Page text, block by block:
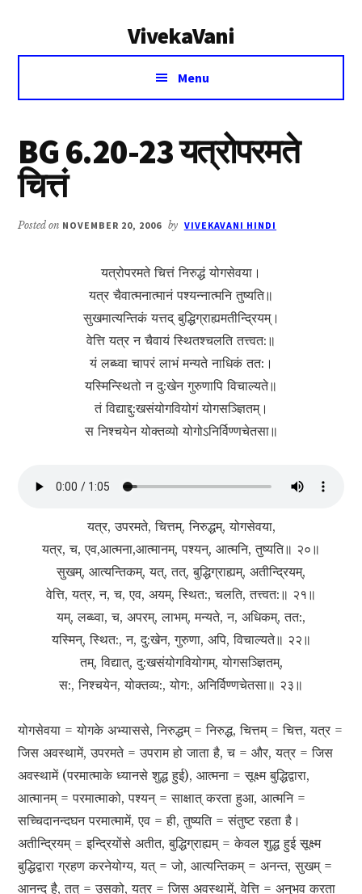
VivekaVani
Voice
Vivekananda
Menu
BG 6.20-23 यत्रोपरमते
चित्तं
Posted on NOVEMBER 20, 2006 by VIVEKAVANI HINDI
यत्रोपरमते चित्तं निरुद्धं योगसेवया।
यत्र चैवात्मनात्मानं पश्यन्नात्मनि तुष्यति॥
सुखमात्यन्तिकं यत्त‍‍‍द् बुद्धिग्राह्यमतीन्द्रियम्।
वेत्ति यत्र न चैवायं स्थितश्चलति तत्त्वत:॥
यं लब्ध्वा चापरं लाभं मन्यते नाधिकं तत:।
यस्मिन्स्थितो न दु:खेन गुरुणापि विचाल्यते॥
तं विद्याद्दु:खसंयोग‍‍‍वियोगं योगसञ्ज्ञितम्।
स निश्चयेन योक्तव्यो योगोऽनिर्विण्णचेतसा॥
यत्र, उपरमते, चित्तम्, निरुद्धम्, योगसेवया,
यत्र, च, एव,आत्मना,आत्मानम्, पश्यन्, आत्मनि, तुष्यति॥ २०॥
सुखम्, आत्यन्तिकम्, यत्, तत्, बुद्धिग्राह्यम्, अतीन्द्रियम्,
वेत्ति, यत्र, न, च, एव, अयम्, स्थित:, चलति, तत्त्वत:॥ २१॥
यम्, लब्ध्वा, च, अपरम्, लाभम्, मन्यते, न, अधिकम्, तत:,
यस्मिन्, स्थित:, न, दु:खेन, गुरुणा, अपि, विचाल्यते॥ २२॥
तम्, विद्यात्, दु:खसंयोगवियोगम्, योगसञ्ज्ञितम्,
स:, निश्चयेन, योक्तव्य:, योग:, अनिर्विण्णचेतसा॥ २३॥
योगसेवया = योगके अभ्याससे, निरुद्धम् = निरुद्ध, चित्तम् = चित्त, यत्र =
जिस अवस्थामें, उपरमते = उपराम हो जाता है, च = और, यत्र = जिस
अवस्थामें (परमात्माके ध्यानसे शुद्ध हुई), आत्मना = सूक्ष्म बुद्धिद्वारा,
आत्मानम् = परमात्माको, पश्यन् = साक्षात् करता हुआ, आत्मनि =
सच्चिदानन्दघन परमात्मामें, एव = ही, तुष्यति = संतुष्ट रहता है।
अतीन्द्रियम् = इन्द्रियोंसे अतीत, बुद्धिग्राह्यम् = केवल शुद्ध हुई सूक्ष्म
बुद्धिद्वारा ग्रहण करनेयोग्य, यत् = जो, आत्यन्तिकम् = अनन्त, सुखम् =
आनन्द है, तत् = उसको, यत्र = जिस अवस्थामें, वेत्ति = अनुभव करता